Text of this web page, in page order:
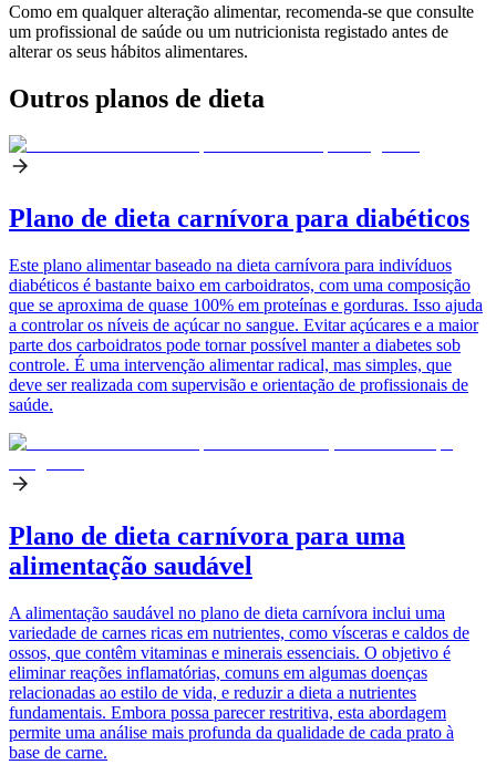
Como em qualquer alteração alimentar, recomenda-se que consulte
um profissional de saúde ou um nutricionista registado antes de
alterar os seus hábitos alimentares.
Outros planos de dieta
Plano de dieta carnívora para diabéticos
Este plano alimentar baseado na dieta carnívora para indivíduos
diabéticos é bastante baixo em carboidratos, com uma composição
que se aproxima de quase 100% em proteínas e gorduras. Isso ajuda
a controlar os níveis de açúcar no sangue. Evitar açúcares e a maior
parte dos carboidratos pode tornar possível manter a diabetes sob
controle. É uma intervenção alimentar radical, mas simples, que
deve ser realizada com supervisão e orientação de profissionais de
saúde.
Plano de dieta carnívora para uma
alimentação saudável
A alimentação saudável no plano de dieta carnívora inclui uma
variedade de carnes ricas em nutrientes, como vísceras e caldos de
ossos, que contêm vitaminas e minerais essenciais. O objetivo é
eliminar reações inflamatórias, comuns em algumas doenças
relacionadas ao estilo de vida, e reduzir a dieta a nutrientes
fundamentais. Embora possa parecer restritiva, esta abordagem
permite uma análise mais profunda da qualidade de cada prato à
base de carne.